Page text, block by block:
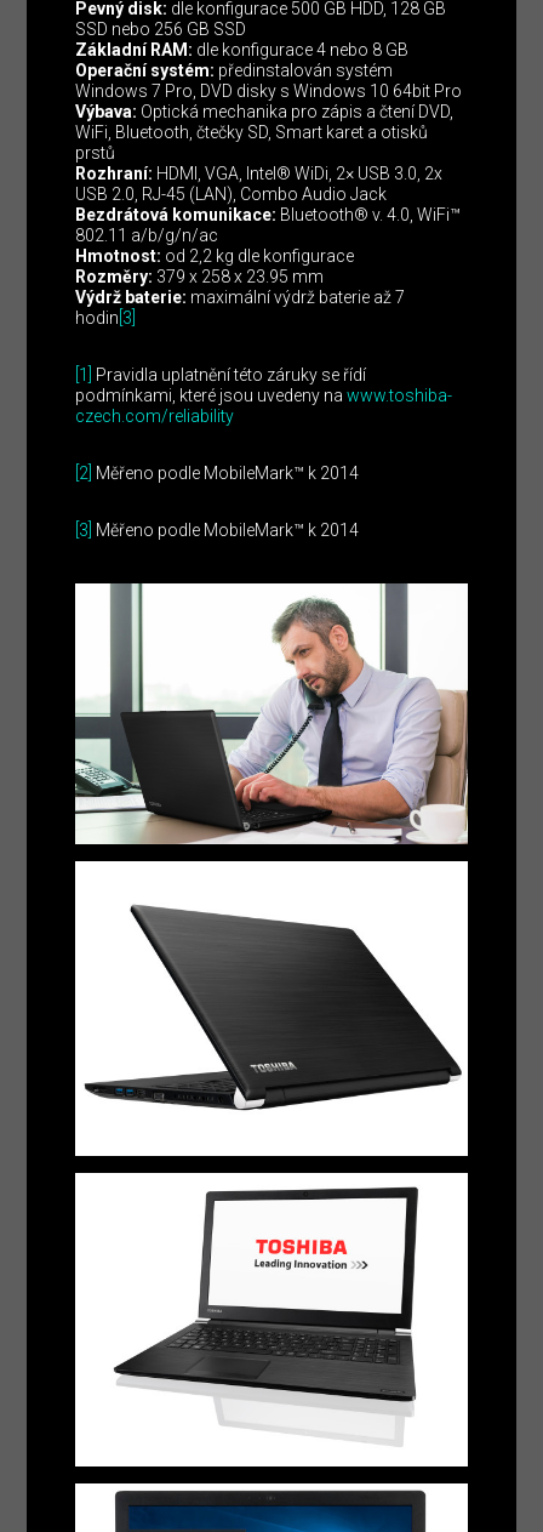
Pevný disk: dle konfigurace 500 GB HDD, 128 GB
SSD nebo 256 GB SSD
Základní RAM: dle konfigurace 4 nebo 8 GB
Operační systém: předinstalován systém
Windows 7 Pro, DVD disky s Windows 10 64bit Pro
Výbava: Optická mechanika pro zápis a čtení DVD,
WiFi, Bluetooth, čtečky SD, Smart karet a otisků
prstů
Rozhraní: HDMI, VGA, Intel® WiDi, 2× USB 3.0, 2x
USB 2.0, RJ-45 (LAN), Combo Audio Jack
Bezdrátová komunikace: Bluetooth® v. 4.0, WiFi™
802.11 a/b/g/n/ac
Hmotnost: od 2,2 kg dle konfigurace
Rozměry: 379 x 258 x 23.95 mm
Výdrž baterie: maximální výdrž baterie až 7
hodin [3]
[1]
Pravidla uplatnění této záruky se řídí
podmínkami, které jsou uvedeny nawww.toshiba-
czech.com/reliability
[2] Měřeno podle MobileMark™ k 2014
[3] Měřeno podle MobileMark™ k 2014